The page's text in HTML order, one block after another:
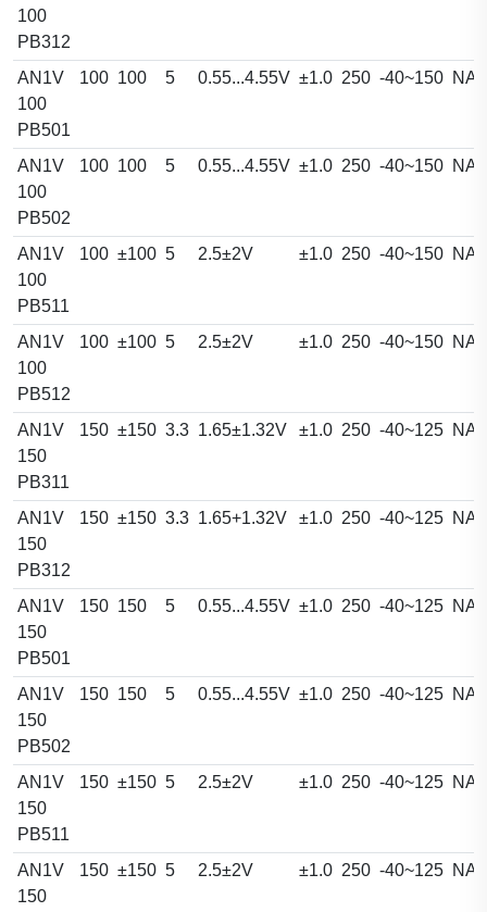
100
PB312
AN1V
100
PB501
100 100 5 0.55...4.55V ±1.0 250 -40~150 NA
AN1V
100
PB502
100 100 5 0.55...4.55V ±1.0 250 -40~150 NA
AN1V
100
PB511
100 ±100 5 2.5±2V ±1.0 250 -40~150 NA
AN1V
100
PB512
100 ±100 5 2.5±2V ±1.0 250 -40~150 NA
AN1V
150
PB311
150 ±150 3.3 1.65±1.32V ±1.0 250 -40~125 NA
AN1V
150
PB312
150 ±150 3.3 1.65+1.32V ±1.0 250 -40~125 NA
AN1V
150
PB501
150 150 5 0.55...4.55V ±1.0 250 -40~125 NA
AN1V
150
PB502
150 150 5 0.55...4.55V ±1.0 250 -40~125 NA
AN1V
150
PB511
150 ±150 5 2.5±2V ±1.0 250 -40~125 NA
AN1V
150
150 ±150 5 2.5±2V ±1.0 250 -40~125 NA